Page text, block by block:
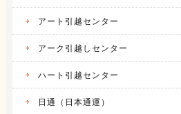
アート引越センター
アーク引越しセンター
ハート引越センター
日通（日本通運）